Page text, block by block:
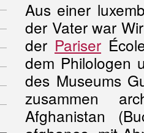
Aus einer
der Vater war
der Pariser
dem Philologen
des Museums
zusammen
Afghanistan